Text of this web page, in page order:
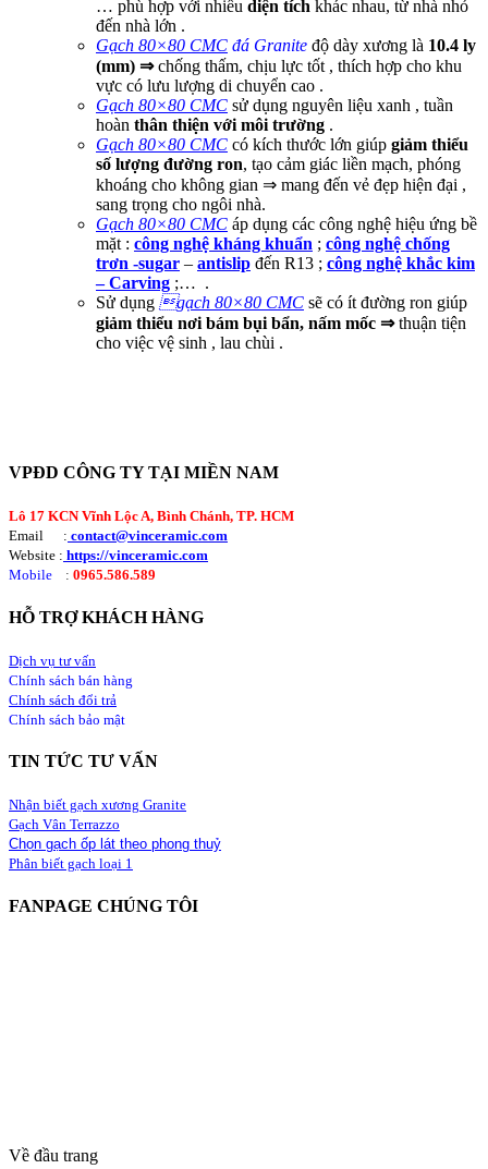
… phù hợp với nhiều diện tích khác nhau, từ nhà nhỏ
đến nhà lớn .
Gạch 80×80 CMC đá Granite độ dày xương là 10.4 ly
(mm) ⇒chống thấm, chịu lực tốt , thích hợp cho khu
vực có lưu lượng di chuyển cao .
Gạch 80×80 CMC sử dụng nguyên liệu xanh , tuần
hoàn thân thiện với môi trường .
Gạch 80×80 CMC có kích thước lớn giúp giảm thiểu
số lượng đường ron, tạo cảm giác liền mạch, phóng
khoáng cho không gian ⇒ mang đến vẻ đẹp hiện đại ,
sang trọng cho ngôi nhà.
Gạch 80×80 CMC áp dụng các công nghệ hiệu ứng bề
mặt : công nghệ kháng khuẩn ; công nghệ chống
trơn -sugar – antislip đến R13 ; công nghệ khắc kim
– Carving ;… .
Sử dụng gạch 80×80 CMC sẽ có ít đường ron giúp
giảm thiểu nơi bám bụi bẩn, nấm mốc ⇒thuận tiện
cho việc vệ sinh , lau chùi .
VPĐD CÔNG TY TẠI MIỀN NAM
Lô 17 KCN Vĩnh Lộc A, Bình Chánh, TP. HCM
Email : contact@vinceramic.com
Website : https://vinceramic.com
Mobile : 0965.586.589
HỖ TRỢ KHÁCH HÀNG
Dịch vụ tư vấn
Chính sách bán hàng
Chính sách đổi trả
Chính sách bảo mật
TIN TỨC TƯ VẤN
Nhận biết gạch xương Granite
Gạch Vân Terrazzo
Chọn gạch ốp lát theo phong thuỷ
Phân biết gạch loại 1
FANPAGE CHÚNG TÔI
Về đầu trang